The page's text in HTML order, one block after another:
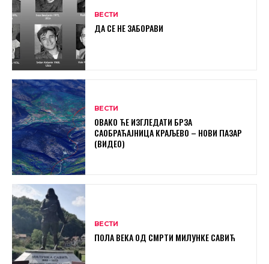
ВЕСТИ
ДА СЕ НЕ ЗАБОРАВИ
ВЕСТИ
ОВАКО ЋЕ ИЗГЛЕДАТИ БРЗА
САОБРАЋАЈНИЦА КРАЉЕВО – НОВИ ПАЗАР
(ВИДЕО)
ВЕСТИ
ПОЛА ВЕКА ОД СМРТИ МИЛУНКЕ САВИЋ